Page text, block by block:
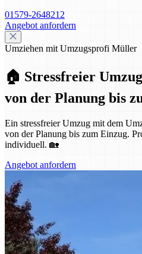
01579-2648212
Angebot anfordern
Umziehen mit Umzugsprofi Müller
🏠 Stressfreier
von der Planung bis
Ein stressfreier Umzug mit dem
von der Planung bis zum Einzug.
individuell. 🏡
Angebot anfordern